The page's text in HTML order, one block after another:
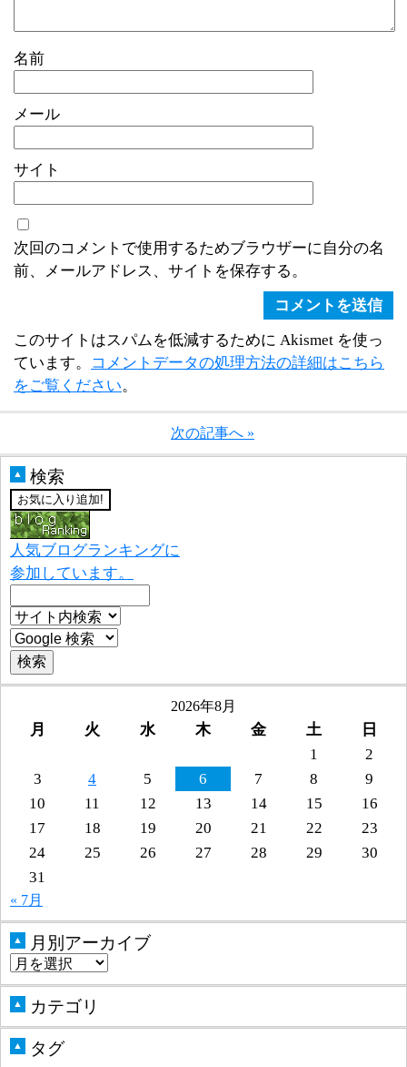
名前
メール
サイト
次回のコメントで使用するためブラウザーに自分の名
前、メールアドレス、サイトを保存する。
このサイトはスパムを低減するために Akismet を使っ
ています。
コメントデータの処理方法の詳細はこちら
をご覧ください。
次の記事へ »
▲ 検索
人気ブログランキングに
参加しています。
2026年8月
月 火 水 木 金 土
日
1
2
3
4 5 6 7 8
9
10
11 12 13 14 15
16
17
18 19 20 21 22
23
24
25 26 27 28 29
30
31
« 7月
▲ 月別アーカイブ
▲ カテゴリ
▲ タグ